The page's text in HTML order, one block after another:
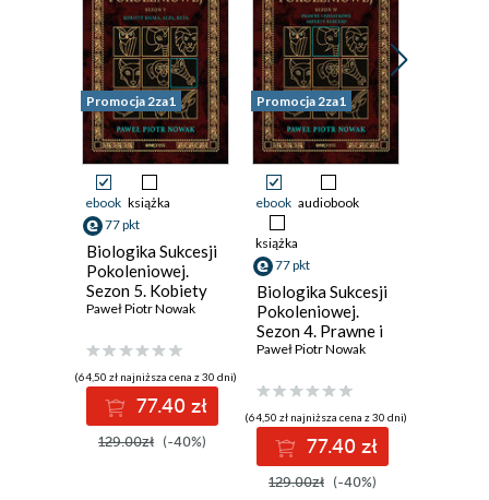
Promocja 2za1
ebook książka
77 pkt
Biologika Sukcesji
Pokoleniowej.
Sezon 5. Kobiety
Sigma, Alfa, Beta
Paweł Piotr Nowak
(64,50 zł najniższa cena z 30 dni)
77.40 zł
129.00zł (-40%)
Promocja 2za1
ebook audiobook
książka
77 pkt
Biologika Sukcesji
Pokoleniowej.
Sezon 4. Prawne i
podatkowe
Paweł Piotr Nowak
(64,50 zł najniższa cena z 30 dni)
77.40 zł
129.00zł (-40%)